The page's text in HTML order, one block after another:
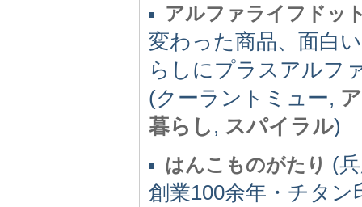
アルファライフドッ
変わった商品、面白
らしにプラスアルフ
(クーラントミュー,
暮らし , スパイラル)
はんこものがたり (
創業100余年・チタ